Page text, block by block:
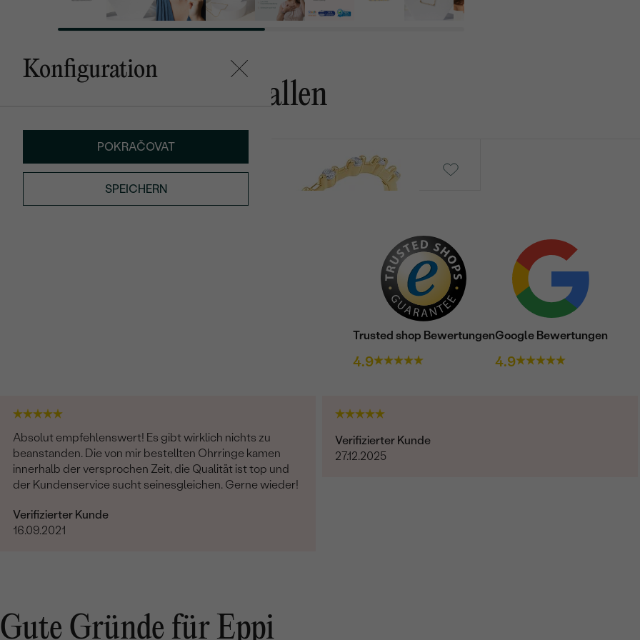
Konfiguration
POKRAČOVAT
SPEICHERN
Das könnte Ihnen gefallen
von € 1 219
Trusted shop Bewertungen
4.9
Google Bewertungen
4.9
Absolut empfehlenswert! Es gibt wirklich nichts zu
beanstanden. Die von mir bestellten Ohrringe kamen
innerhalb der versprochen Zeit, die Qualität ist top und
der Kundenservice sucht seinesgleichen. Gerne wieder!
Verifizierter Kunde
16.09.2021
Verifizierter Kunde
27.12.2025
Gute Gründe für Eppi